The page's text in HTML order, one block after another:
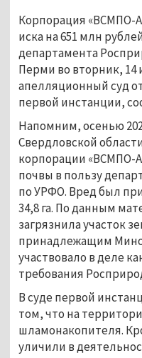
Корпорация «ВСМПО-
иска на 651 млн
департамента
Перми во вторник,
апелляционный суд
первой инстанции,
Напомним, осенью
Свердловской
корпорации «ВСМПО-
почвы в пользу
по УРФО. Вред был
34,8 га. По данным
загрязнила участок
принадлежащим
участвовало в деле
требования
В суде первой
том, что на
шламонакопителя.
уличили в